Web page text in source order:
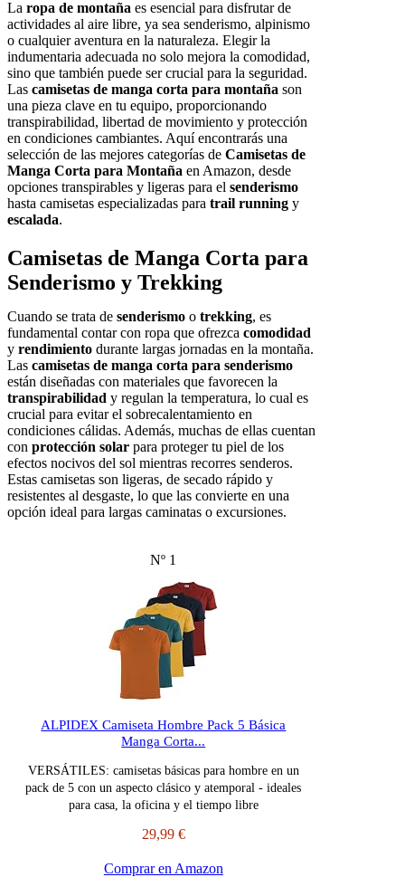
La ropa de montaña es esencial para disfrutar de
actividades al aire libre, ya sea senderismo, alpinismo
o cualquier aventura en la naturaleza. Elegir la
indumentaria adecuada no solo mejora la comodidad,
sino que también puede ser crucial para la seguridad.
Las camisetas de manga corta para montaña son
una pieza clave en tu equipo, proporcionando
transpirabilidad, libertad de movimiento y protección
en condiciones cambiantes. Aquí encontrarás una
selección de las mejores categorías de Camisetas de
Manga Corta para Montaña en Amazon, desde
opciones transpirables y ligeras para el senderismo
hasta camisetas especializadas para trail running y
escalada.
Camisetas de Manga Corta para
Senderismo y Trekking
Cuando se trata de senderismo o trekking, es
fundamental contar con ropa que ofrezca comodidad
y rendimiento durante largas jornadas en la montaña.
Las camisetas de manga corta para senderismo
están diseñadas con materiales que favorecen la
transpirabilidad y regulan la temperatura, lo cual es
crucial para evitar el sobrecalentamiento en
condiciones cálidas. Además, muchas de ellas cuentan
con protección solar para proteger tu piel de los
efectos nocivos del sol mientras recorres senderos.
Estas camisetas son ligeras, de secado rápido y
resistentes al desgaste, lo que las convierte en una
opción ideal para largas caminatas o excursiones.
Nº 1
ALPIDEX Camiseta Hombre Pack 5 Básica
Manga Corta...
VERSÁTILES: camisetas básicas para hombre en un
pack de 5 con un aspecto clásico y atemporal - ideales
para casa, la oficina y el tiempo libre
29,99 €
Comprar en Amazon